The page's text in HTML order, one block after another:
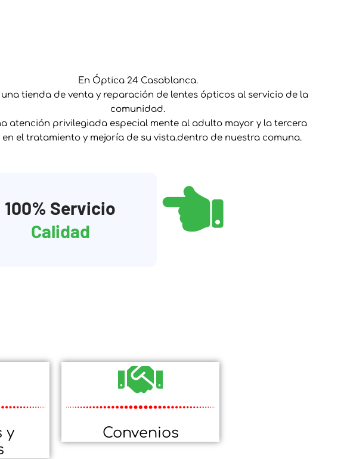
En Óptica 24 Casablanca.
una tienda de venta y reparación de lentes ópticos al servicio de la
comunidad.
atención privilegiada especial mente al adulto mayor y la tercera
en el tratamiento y mejoría de su vista.dentro de nuestra comuna.
100% Servicio
Calidad
y
Convenios